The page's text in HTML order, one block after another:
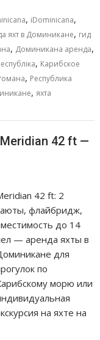
, iDominicana,
яхт в Доминикане, гид
, Доминикана аренда,
, Карибское
, Республика
, яхта
42 ft —
42 ft: 2
флайбридж,
до 14
— аренда яхты в
для
по
морю или
на яхте на